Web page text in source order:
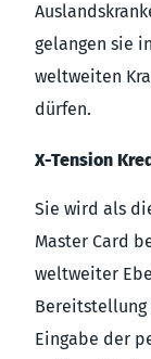
gelangen sie
weltweiten
dürfen.
X-Tension
Sie wird als
Master Card
weltweiter
Eingabe der